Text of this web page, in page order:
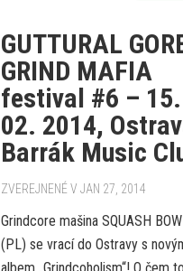
GUTTURAL
GRIND MAFIA
festival #6 – 15.
02. 2014,
Barrák Music
ZVEREJNENÉ V JAN 27, 2014
Grindcore mašina SQUASH
(PL) se vrací do Ostravy s